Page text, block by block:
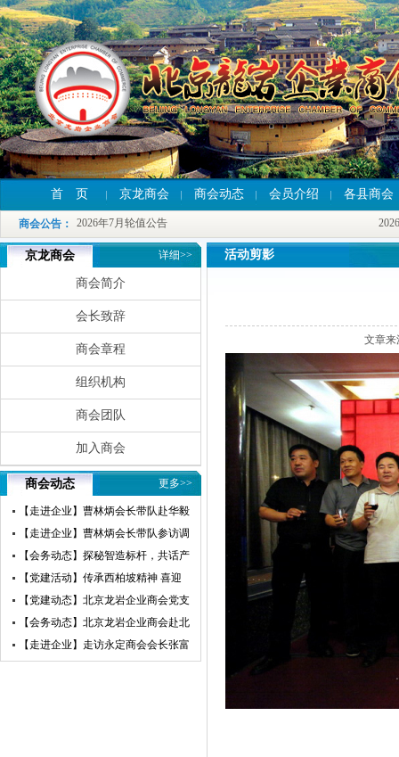
首 页 京龙商会 商会动态 会员介绍 各县商会
商会公告 ：
2026年7月轮值公告
2026年7月轮值公告
2026年7月轮值公告
京龙商会 详细>>
商会简介
会长致辞
商会章程
组织机构
商会团队
加入商会
商会动态 更多>>
【走进企业】曹林炳会长带队赴华毅
瀛飞开展参访交流活动
【走进企业】曹林炳会长带队参访调
研赛微电子
【会务动态】探秘智造标杆，共话产
业未来——北京龙岩企业商会走进小
米汽车超级工厂参访交流
【党建活动】传承西柏坡精神 喜迎
建党105周年——北京龙岩企业商会
党支部赴西柏坡开展红色教育主题党
日活动
【党建动态】北京龙岩企业商会党支
部荣获“先进基层党组织”荣誉称号
【会务动态】北京龙岩企业商会赴北
京莆田企业商会开展交流互鉴活动
【走进企业】走访永定商会会长张富
活动剪影
文章